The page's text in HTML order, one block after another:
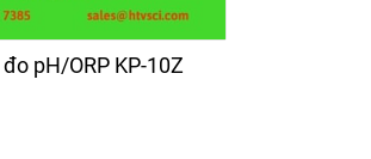
pH/ORP KP-10Z